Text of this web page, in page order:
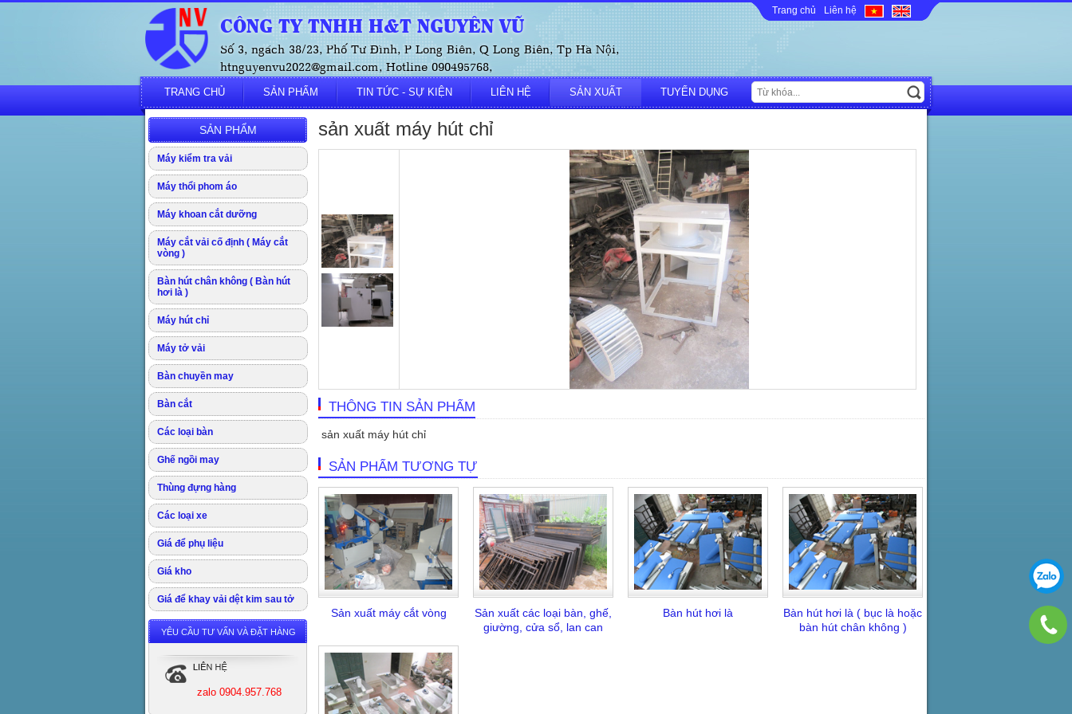
CÔNG TY TNHH H&T NGUYÊN VŨ
Số 3, ngách 38/23, Phố Tư Đình, P Long Biên, Q Long Biên, Tp Hà Nội,
htnguyenvu2022@gmail.com, Hotline 090495768,
Trang chủ Liên hệ
TRANG CHỦ SẢN PHẨM TIN TỨC - SỰ KIỆN LIÊN HỆ SẢN XUẤT TUYỂN DỤNG
SẢN PHẨM
Máy kiểm tra vải
Máy thổi phom áo
Máy khoan cắt dưỡng
Máy cắt vải cố định ( Máy cắt
vòng )
Bàn hút chân không ( Bàn hút
hơi là )
Máy hút chỉ
Máy tở vải
Bàn chuyền may
Bàn cắt
Các loại bàn
Ghế ngồi may
Thùng đựng hàng
Các loại xe
Giá để phụ liệu
Giá kho
Giá để khay vải dệt kim sau tở
YÊU CẦU TƯ VẤN VÀ ĐẶT HÀNG
zalo 0904.957.768
sản xuất máy hút chỉ
THÔNG TIN SẢN PHẨM
sản xuất máy hút chỉ
SẢN PHẨM TƯƠNG TỰ
Sản xuất máy cắt vòng
Sản xuất các loại bàn, ghế,
giường, cửa sổ, lan can
Bàn hút hơi là
Bàn hút hơi là ( bục là hoặc
bàn hút chân không )